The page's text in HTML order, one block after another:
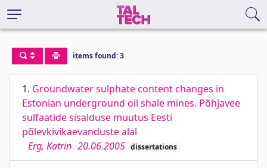
items found: 3
1. Groundwater sulphate content changes in
Estonian underground oil shale mines. Põhjavee
sulfaatide sisalduse muutus Eesti
põlevkivikaevanduste alal
Erg, Katrin 20.06.2005 dissertations